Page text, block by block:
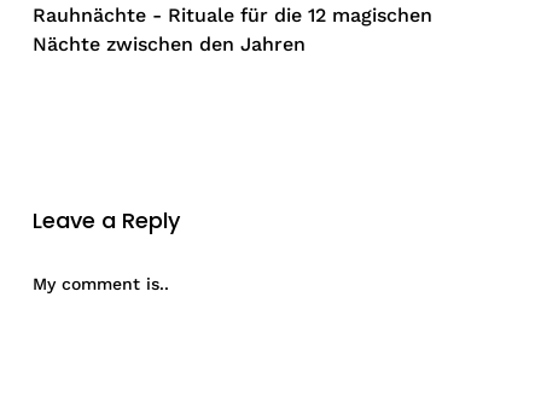
Rauhnächte - Rituale für die 12 magischen
Nächte zwischen den Jahren
Leave a Reply
My comment is..